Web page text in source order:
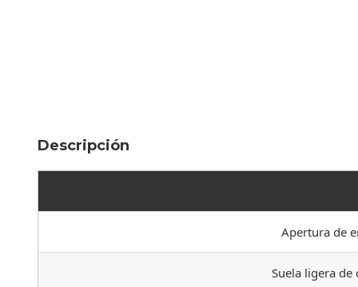
Descripción
Apertura de
Suela ligera